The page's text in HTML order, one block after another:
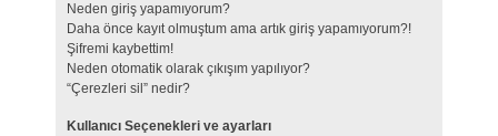
Neden giriş yapamıyorum?
Daha önce kayıt olmuştum ama artık giriş yapamıyorum?!
Şifremi kaybettim!
Neden otomatik olarak çıkışım yapılıyor?
“Çerezleri sil” nedir?
Kullanıcı Seçenekleri ve ayarları